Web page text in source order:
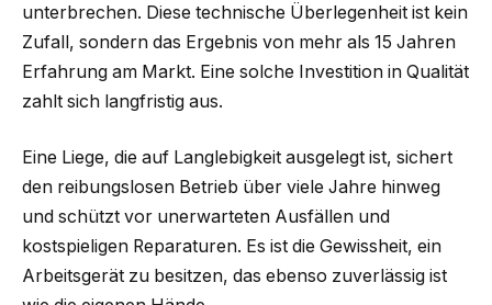
unterbrechen. Diese technische Überlegenheit ist kein
Zufall, sondern das Ergebnis von mehr als 15 Jahren
Erfahrung am Markt. Eine solche Investition in Qualität
zahlt sich langfristig aus.
Eine Liege, die auf Langlebigkeit ausgelegt ist, sichert
den reibungslosen Betrieb über viele Jahre hinweg
und schützt vor unerwarteten Ausfällen und
kostspieligen Reparaturen. Es ist die Gewissheit, ein
Arbeitsgerät zu besitzen, das ebenso zuverlässig ist